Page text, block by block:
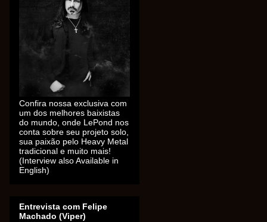
Confira nossa exclusiva com
um dos melhores baixistas
do mundo, onde LePond nos
conta sobre seu projeto solo,
sua paixão pelo Heavy Metal
tradicional e muito mais!
(Interview also Available in
English)
Entrevista com Felipe
Machado (Viper)